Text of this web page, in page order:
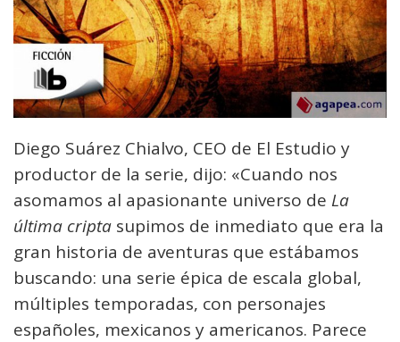
Diego Suárez Chialvo, CEO de El Estudio y
productor de la serie, dijo: «Cuando nos
asomamos al apasionante universo de La
última cripta supimos de inmediato que era la
gran historia de aventuras que estábamos
buscando: una serie épica de escala global,
múltiples temporadas, con personajes
españoles, mexicanos y americanos. Parece